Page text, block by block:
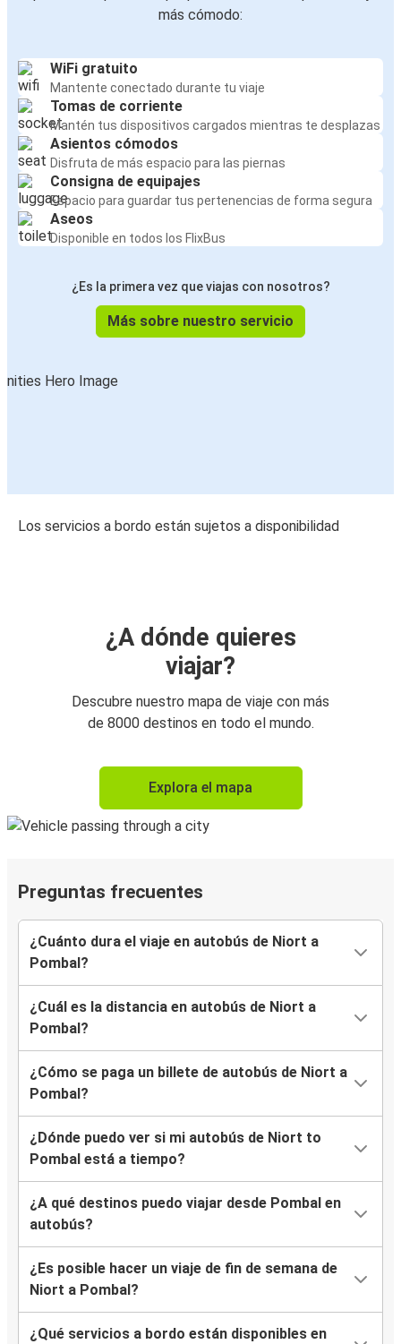
más cómodo:
WiFi gratuito
Mantente conectado durante tu viaje
Tomas de corriente
Mantén tus dispositivos cargados mientras te desplazas
Asientos cómodos
Disfruta de más espacio para las piernas
Consigna de equipajes
Espacio para guardar tus pertenencias de forma segura
Aseos
Disponible en todos los FlixBus
¿Es la primera vez que viajas con nosotros?
Más sobre nuestro servicio
Los servicios a bordo están sujetos a disponibilidad
¿A dónde quieres
viajar?
Descubre nuestro mapa de viaje con más
de 8000 destinos en todo el mundo.
Explora el mapa
Preguntas frecuentes
¿Cuánto dura el viaje en autobús de Niort a
Pombal?
¿Cuál es la distancia en autobús de Niort a
Pombal?
¿Cómo se paga un billete de autobús de Niort a
Pombal?
¿Dónde puedo ver si mi autobús de Niort to
Pombal está a tiempo?
¿A qué destinos puedo viajar desde Pombal en
autobús?
¿Es posible hacer un viaje de fin de semana de
Niort a Pombal?
¿Qué servicios a bordo están disponibles en